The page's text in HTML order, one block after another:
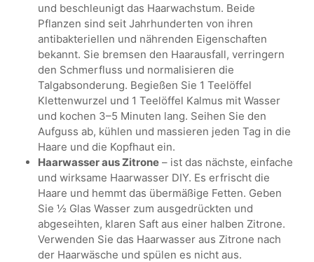
und beschleunigt das Haarwachstum. Beide
Pflanzen sind seit Jahrhunderten von ihren
antibakteriellen und nährenden Eigenschaften
bekannt. Sie bremsen den Haarausfall, verringern
den Schmerfluss und normalisieren die
Talgabsonderung. Begießen Sie 1 Teelöffel
Klettenwurzel und 1 Teelöffel Kalmus mit Wasser
und kochen 3–5 Minuten lang. Seihen Sie den
Aufguss ab, kühlen und massieren jeden Tag in die
Haare und die Kopfhaut ein.
Haarwasser aus Zitrone – ist das nächste, einfache
und wirksame Haarwasser DIY. Es erfrischt die
Haare und hemmt das übermäßige Fetten. Geben
Sie ½ Glas Wasser zum ausgedrückten und
abgeseihten, klaren Saft aus einer halben Zitrone.
Verwenden Sie das Haarwasser aus Zitrone nach
der Haarwäsche und spülen es nicht aus.